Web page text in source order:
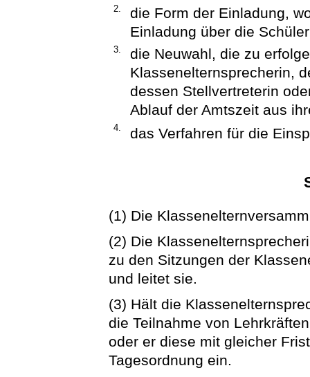
2.
die Form der Einladung,
Einladung über die
3.
die Neuwahl, die zu
Klassenelternsprecherin,
dessen Stellvertreterin
Ablauf der Amtszeit aus
4. das Verfahren für die
(1) Die
(2) Die
zu den Sitzungen der
und leitet sie.
(3) Hält die
die Teilnahme von
oder er diese mit gleicher
Tagesordnung ein.